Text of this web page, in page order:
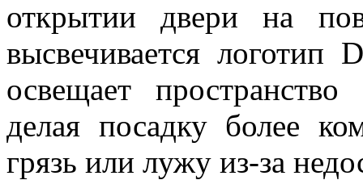
открытии двери на
высвечивается логотип
освещает
делая посадку более
грязь или лужу из-за